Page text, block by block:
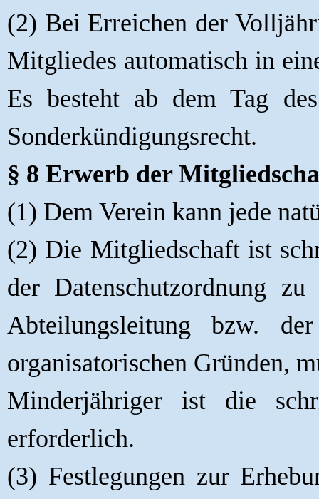
(2) Bei Erreichen der
Mitgliedes automatisch in
Es besteht ab dem Tag
Sonderkündigungsrecht.
§ 8 Erwerb der
(1) Dem Verein kann jede
(2) Die Mitgliedschaft ist
der Datenschutzordnung
Abteilungsleitung bzw.
organisatorischen Gründen,
Minderjähriger ist die
erforderlich.
(3) Festlegungen zur